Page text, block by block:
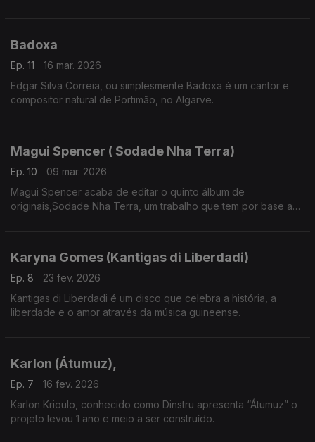
Badoxa
Ep. 11
16 mar. 2026
Edgar Silva Correia, ou simplesmente Badoxa é um cantor e
compositor natural de Portimão, no Algarve.
Magui Spencer ( Sodade Nha Terra)
Ep. 10
09 mar. 2026
Magui Spencer acaba de editar o quinto álbum de
originais,Sodade Nha Terra, um trabalho que tem por base a
Karyna Gomes (Kantigas di Liberdadi)
Ep. 8
23 fev. 2026
Kantigas di Liberdadi é um disco que celebra a história, a
liberdade e o amor através da música guineense.
Karlon (Átumuz),
Ep. 7
16 fev. 2026
Karlon Krioulo, conhecido como Dinstru apresenta “Átumuz” o
projeto levou 1 ano e meio a ser construído.